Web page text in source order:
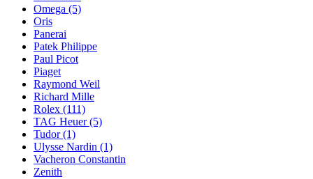
Omega (5)
Oris
Panerai
Patek Philippe
Paul Picot
Piaget
Raymond Weil
Richard Mille
Rolex (111)
TAG Heuer(5)
Tudor(1)
Ulysse Nardin (1)
Vacheron Constantin
Zenith